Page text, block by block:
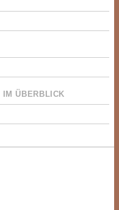
IM ÜBERBLICK